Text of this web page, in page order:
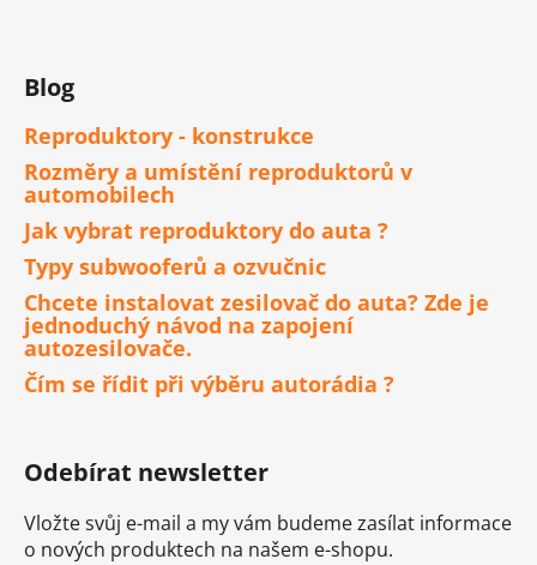
Blog
Reproduktory - konstrukce
Rozměry a umístění reproduktorů v
automobilech
Jak vybrat reproduktory do auta ?
Typy subwooferů a ozvučnic
Chcete instalovat zesilovač do auta? Zde je
jednoduchý návod na zapojení
autozesilovače.
Čím se řídit při výběru autorádia ?
Odebírat newsletter
Vložte svůj e-mail a my vám budeme zasílat informace
o nových produktech na našem e-shopu.